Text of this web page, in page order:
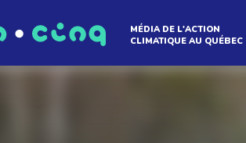
média qui
MÉDIA DE L'ACTION
CLIMATIQUE AU QUÉBEC